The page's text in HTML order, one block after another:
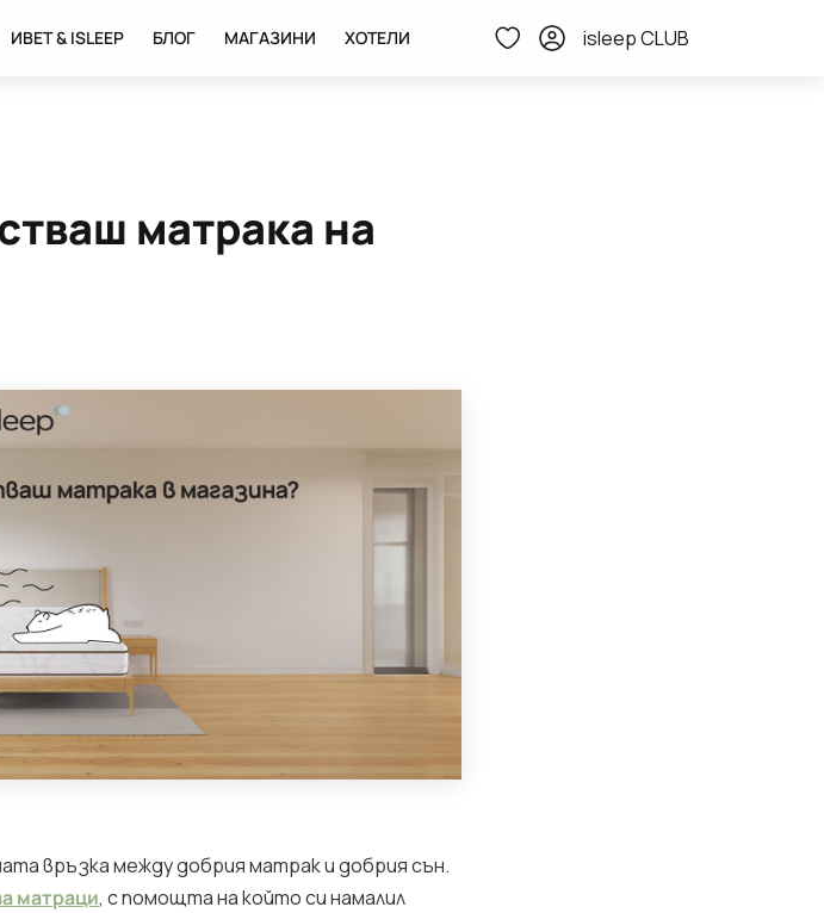
ИВЕТ & ISLEEP БЛОГ МАГАЗИНИ ХОТЕЛИ isleep CLUB
матрака на
връзка между добрия матрак и добрия сън.
матраци, с помощта на който си намалил